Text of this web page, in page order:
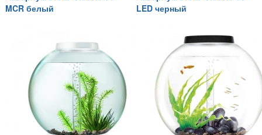
MCR белый
LED черный